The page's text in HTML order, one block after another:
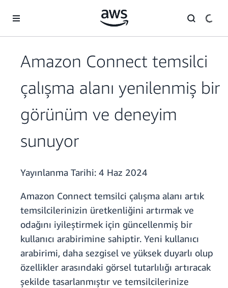
Amazon Connect temsilci
çalışma alanı yenilenmiş bir
görünüm ve deneyim
sunuyor
Yayınlanma Tarihi: 4 Haz 2024
Amazon Connect temsilci çalışma alanı artık
temsilcilerinizin üretkenliğini artırmak ve
odağını iyileştirmek için güncellenmiş bir
kullanıcı arabirimine sahiptir. Yeni kullanıcı
arabirimi, daha sezgisel ve yüksek duyarlı olup
özellikler arasındaki görsel tutarlılığı artıracak
şekilde tasarlanmıştır ve temsilcilerinize